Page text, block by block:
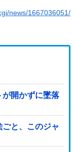
news/1667036051/
が開かずに墜落
ごと、このジャ